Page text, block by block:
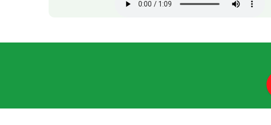
来るなんて信じられないです。何度も間違える私に根気
每次都对我很有帮助。非常感谢您！
老师的每一条建议都非常准确，对我来说很有帮助！希望